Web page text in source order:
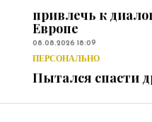
Пытался спасти
два подростка
08/08/2026 –
Шведский